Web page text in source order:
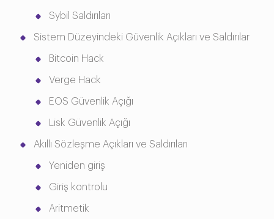
Sybil Saldırıları
Sistem Düzeyindeki Güvenlik Açıkları ve Saldırılar
Bitcoin Hack
Verge Hack
EOS Güvenlik Açığı
Lisk Güvenlik Açığı
Akıllı Sözleşme Açıkları ve Saldırıları
Yeniden giriş
Giriş kontrolu
Aritmetik